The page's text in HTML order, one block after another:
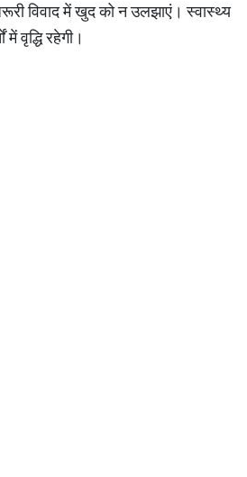
विवाद में खुद को न उलझाएं। स्वास्थ्य
वृद्धि रहेगी।